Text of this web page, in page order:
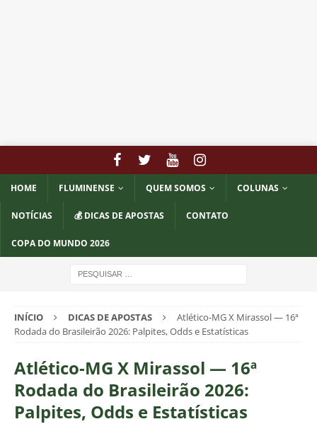
HOME FLUMINENSE QUEM SOMOS COLUNAS
NOTÍCIAS 💰 DICAS DE APOSTAS CONTATO
COPA DO MUNDO 2026
INÍCIO DICAS DE APOSTAS
Atlético-MG X Mirassol — 16ª
Rodada do Brasileirão 2026: Palpites, Odds e Estatísticas
Atlético-MG X Mirassol — 16ª
Rodada do Brasileirão 2026:
Palpites, Odds e Estatísticas